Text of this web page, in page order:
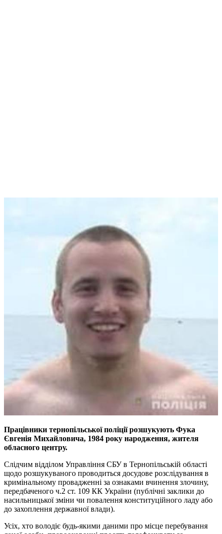
Працівники тернопільської поліції розшукують Фука
Євгенія Михайловича, 1984 року народження, жителя
обласного центру.
Слідчим відділом Управління СБУ в Тернопільській області
щодо розшукуваного проводиться досудове розслідування в
кримінальному провадженні за ознаками вчинення злочину,
передбаченого ч.2 ст. 109 КК України (публічні заклики до
насильницької зміни чи повалення конституційного ладу або
до захоплення державної влади).
Усіх, хто володіє будь-якими даними про місце перебування